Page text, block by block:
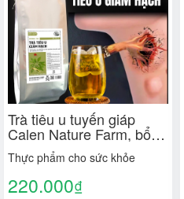
Trà tiêu u tuyến giáp
Calen Nature Farm, bổ
sung i ốt, giảm sưng cổ
bướu cổ tăng cường đề
kháng hậu phẫu thuật
Thực phẩm cho sức khỏe
220.000₫